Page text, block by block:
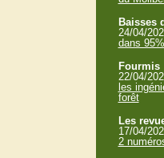
Baisses
24/04/
dans
Fourmis
22/04/
les
forêt
Les
17/04/
2